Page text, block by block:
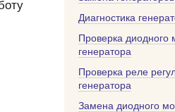
Диагностика
Проверка диодного
генератора
Проверка реле
генератора
Замена диодного